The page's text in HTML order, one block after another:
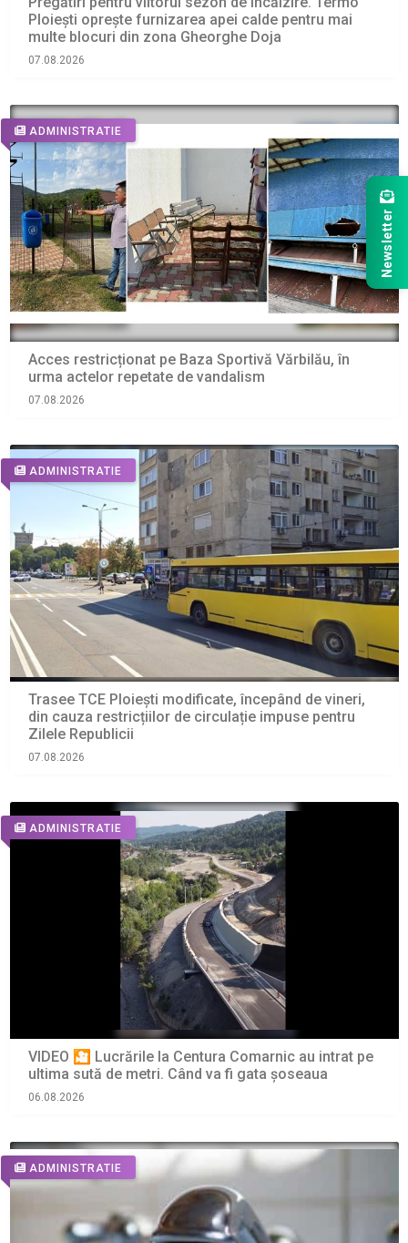
Ploiești oprește furnizarea apei calde pentru mai
multe blocuri din zona Gheorghe Doja
07.08.2026
ADMINISTRATIE
Acces restricționat pe Baza Sportivă Vărbilău, în
urma actelor repetate de vandalism
07.08.2026
ADMINISTRATIE
Trasee TCE Ploiești modificate, începând de vineri,
din cauza restricțiilor de circulație impuse pentru
Zilele Republicii
07.08.2026
ADMINISTRATIE
VIDEO 🎦 Lucrările la Centura Comarnic au intrat pe
ultima sută de metri. Când va fi gata șoseaua
06.08.2026
ADMINISTRATIE
Newsletter